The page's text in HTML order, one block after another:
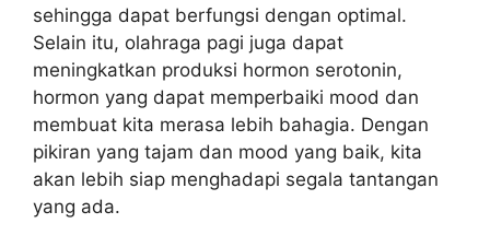
sehingga dapat berfungsi dengan optimal.
Selain itu, olahraga pagi juga dapat
meningkatkan produksi hormon serotonin,
hormon yang dapat memperbaiki mood dan
membuat kita merasa lebih bahagia. Dengan
pikiran yang tajam dan mood yang baik, kita
akan lebih siap menghadapi segala tantangan
yang ada.